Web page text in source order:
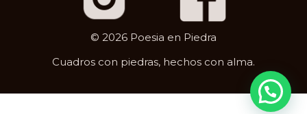
© 2026 Poesia en Piedra
Cuadros con piedras, hechos con alma.